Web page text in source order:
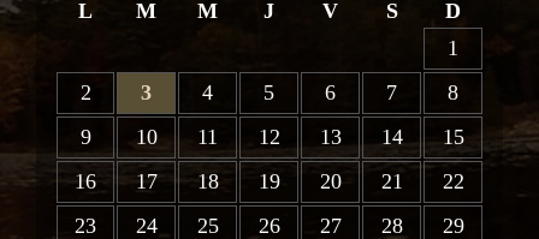
L
M M J V S D
1
2
3 4 5 6 7
8
9
10 11 12 13 14
15
16
17 18 19 20 21
22
23
24 25 26 27 28
29